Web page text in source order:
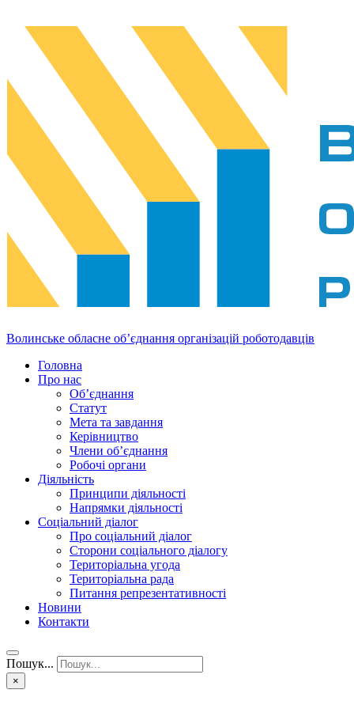
Волинське обласне об’єднання організацій роботодавців
Головна
Про нас
Об’єднання
Статут
Мета та завдання
Керівництво
Члени об’єднання
Робочі органи
Діяльність
Принципи діяльності
Напрямки діяльності
Соціальний діалог
Про соціальний діалог
Сторони соціального діалогу
Територіальна угода
Територіальна рада
Питання репрезентативності
Новини
Контакти
Пошук...
×